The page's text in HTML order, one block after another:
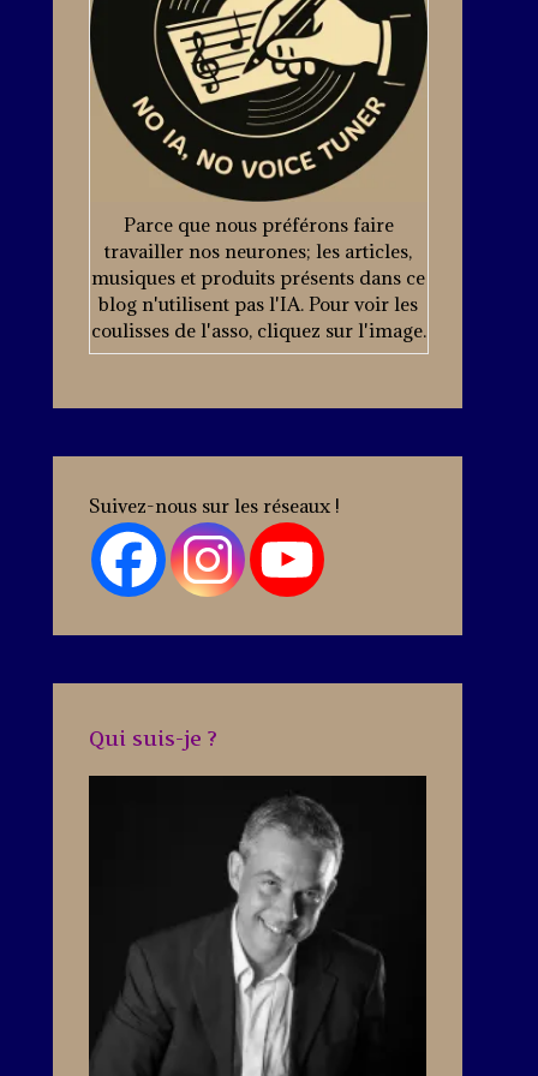
Parce que nous préférons faire
travailler nos neurones; les articles,
musiques et produits présents dans ce
blog n'utilisent pas l'IA. Pour voir les
coulisses de l'asso, cliquez sur l'image.
Suivez-nous sur les réseaux !
Qui suis-je ?